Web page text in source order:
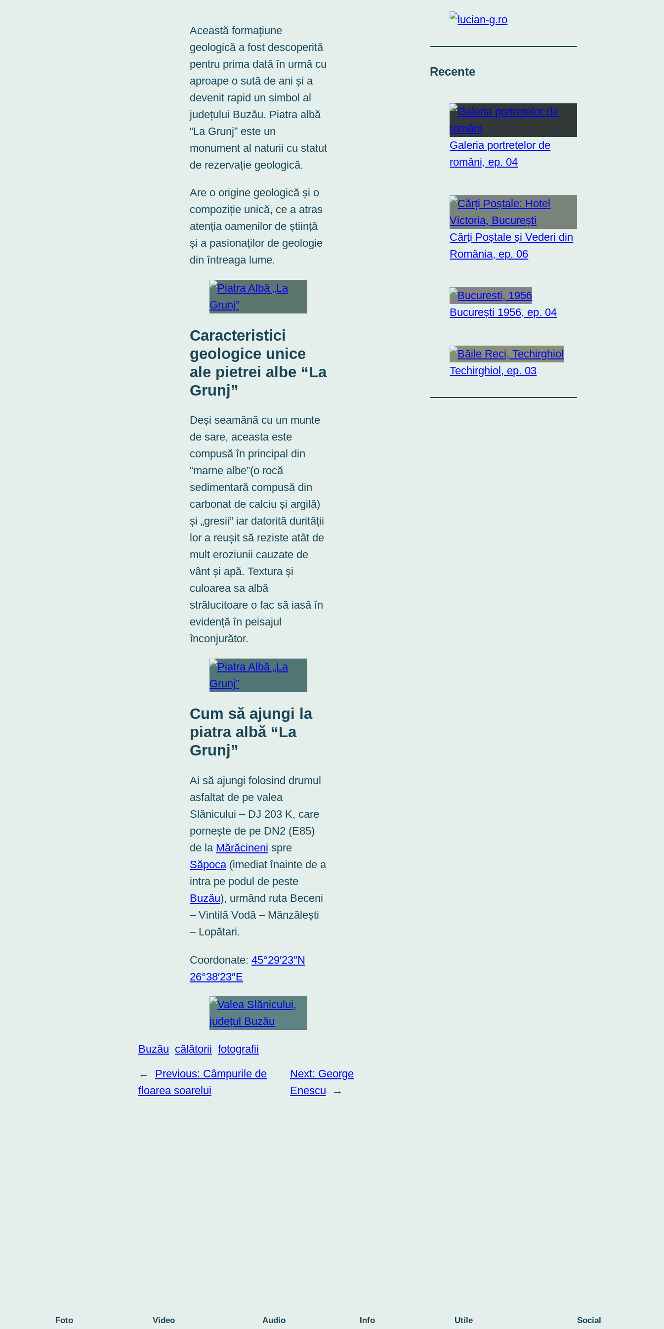
Această formațiune
geologică a fost descoperită
pentru prima dată în urmă cu
aproape o sută de ani și a
devenit rapid un simbol al
județului Buzău. Piatra albă
“La Grunj” este un
monument al naturii cu statut
de rezervație geologică.
Are o origine geologică și o
compoziție unică, ce a atras
atenția oamenilor de știință
și a pasionaților de geologie
din întreaga lume.
Caracteristici
geologice unice
ale pietrei albe “La
Grunj”
Deși seamănă cu un munte
de sare, aceasta este
compusă în principal din
“marne albe”(o rocă
sedimentară compusă din
carbonat de calciu și argilă)
și „gresii” iar datorită durității
lor a reușit să reziste atât de
mult eroziunii cauzate de
vânt și apă. Textura și
culoarea sa albă
strălucitoare o fac să iasă în
evidență în peisajul
înconjurător.
Cum să ajungi la
piatra albă “La
Grunj”
Ai să ajungi folosind drumul
asfaltat de pe valea
Slănicului – DJ 203 K, care
pornește de pe DN2 (E85)
de la Mărăcineni spre
Săpoca(imediat înainte de a
intra pe podul de peste
Buzău), urmând ruta Beceni
– Vintilă Vodă – Mânzălești
– Lopătari.
Coordonate: 45°29′23″N
26°38′23″E
Buzău călătorii fotografii
←
Previous: Câmpurile de
floarea soarelui
Next: George
Enescu
→
Recente
Galeria portretelor de
români, ep. 04
Cărți Poștale și Vederi din
România, ep. 06
București 1956, ep. 04
Techirghiol, ep. 03
Foto Video Audio Info Utile Social